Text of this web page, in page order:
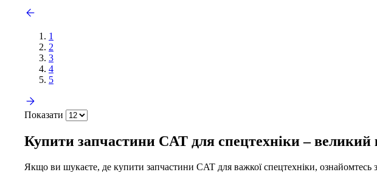
1
2
3
4
5
Показати
Купити запчастини CAT для спецтехніки – великий
Якщо ви шукаєте, де купити запчастини CAT для важкої спецтехніки,